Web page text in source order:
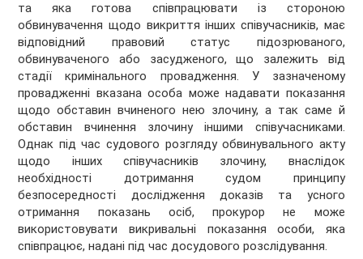
та яка готова співпрацювати із стороною
обвинувачення щодо викриття інших співучасників, має
відповідний правовий статус підозрюваного,
обвинуваченого або засудженого, що залежить від
стадії кримінального провадження. У зазначеному
провадженні вказана особа може надавати показання
щодо обставин вчиненого нею злочину, а так саме й
обставин вчинення злочину іншими співучасниками.
Однак під час судового розгляду обвинувального акту
щодо інших співучасників злочину, внаслідок
необхідності дотримання судом принципу
безпосередності дослідження доказів та усного
отримання показань осіб, прокурор не може
використовувати викривальні показання особи, яка
співпрацює, надані під час досудового розслідування.